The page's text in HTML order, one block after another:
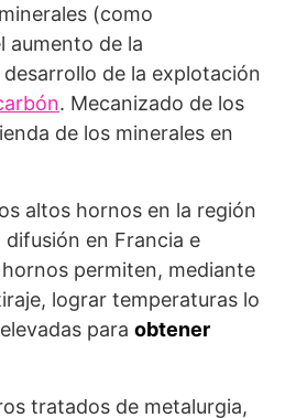
(como
aumento de la
de la explotación
. Mecanizado de los
de los minerales en
altos hornos en la región
difusión en Francia e
permiten, mediante
lograr temperaturas lo
para obtener
tratados de metalur­gia,